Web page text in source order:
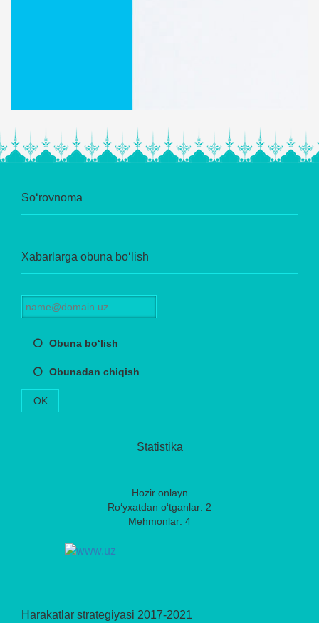
So‘rovnoma
Xabarlarga obuna bo‘lish
Obuna bo‘lish
Obunadan chiqish
OK
Statistika
Hozir onlayn
Ro‘yxatdan o‘tganlar: 2
Mehmonlar: 4
Harakatlar strategiyasi 2017-2021